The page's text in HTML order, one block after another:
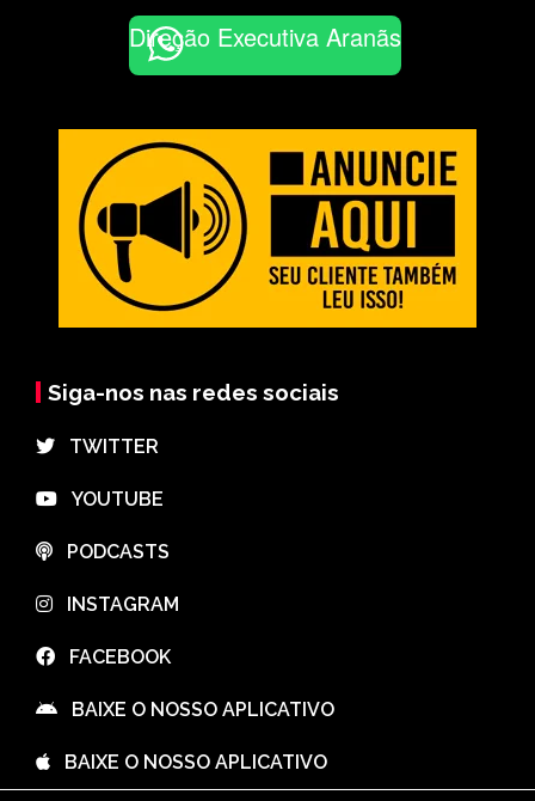
Direção Executiva Aranãs
Siga-nos nas redes sociais
⠀TWITTER
⠀YOUTUBE
⠀PODCASTS
⠀INSTAGRAM
⠀FACEBOOK
⠀BAIXE O NOSSO APLICATIVO
⠀BAIXE O NOSSO APLICATIVO